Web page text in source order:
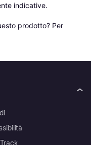
indicative.
prodotto? Per